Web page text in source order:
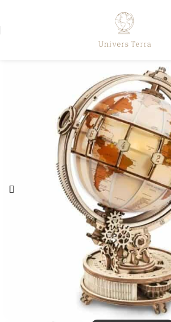
☀️ LIVRAISON GRATUITE AUJOURD'HUI ☀️